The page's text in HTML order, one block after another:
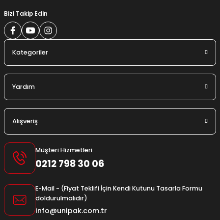
Bizi Takip Edin
Kategoriler
Yardım
Alışveriş
Müşteri Hizmetleri
0212 798 30 06
E-Mail - (Fiyat Teklifi İçin Kendi Kutunu Tasarla Formu
doldurulmalıdır)
info@unipak.com.tr